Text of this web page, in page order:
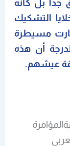
جدا بل كانه
التشكيك
مسيطرة
أن هذه
عيشهم.